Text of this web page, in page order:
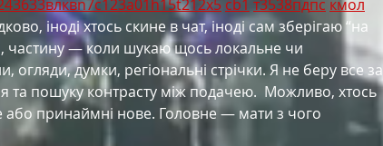
3633влквn7c123a01h15t212x5 cb1 т3538пдпс кмол
іноді хтось скине в чат, іноді сам зберігаю “на
частину — коли шукаю щось локальне чи
огляди, думки, регіональні стрічки. Я не беру все за
та пошуку контрасту між подачею.  Можливо, хтось
або принаймні нове. Головне — мати з чого